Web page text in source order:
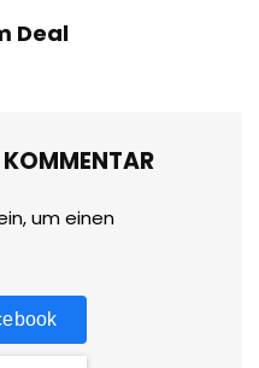
Deal
KOMMENTAR
um einen